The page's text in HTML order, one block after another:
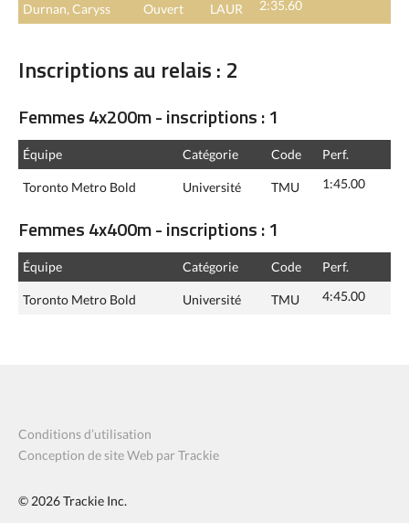
Durnan, Caryss Ouvert LAUR 2:35.60
Inscriptions au relais : 2
Femmes 4x200m - inscriptions : 1
Équipe Catégorie Code Perf.
Toronto Metro Bold Université TMU 1:45.00
Femmes 4x400m - inscriptions : 1
Équipe Catégorie Code Perf.
Toronto Metro Bold Université TMU 4:45.00
Conditions d’utilisation
Conception de site Web par Trackie
© 2026Trackie Inc.